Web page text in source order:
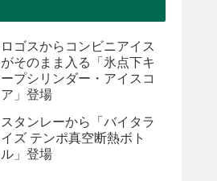
ロゴスからコンビニアイス
がそのまま入る「氷点下キ
ープシリンダー・アイスコ
ア」登場
スタンレーから「バイタラ
イズ テンポ真空断熱ボト
ル」登場